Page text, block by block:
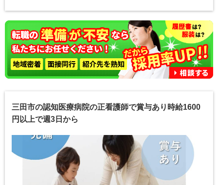
三田市の認知医療病院の正看護師で賞与あり時給1600
円以上で週3日から